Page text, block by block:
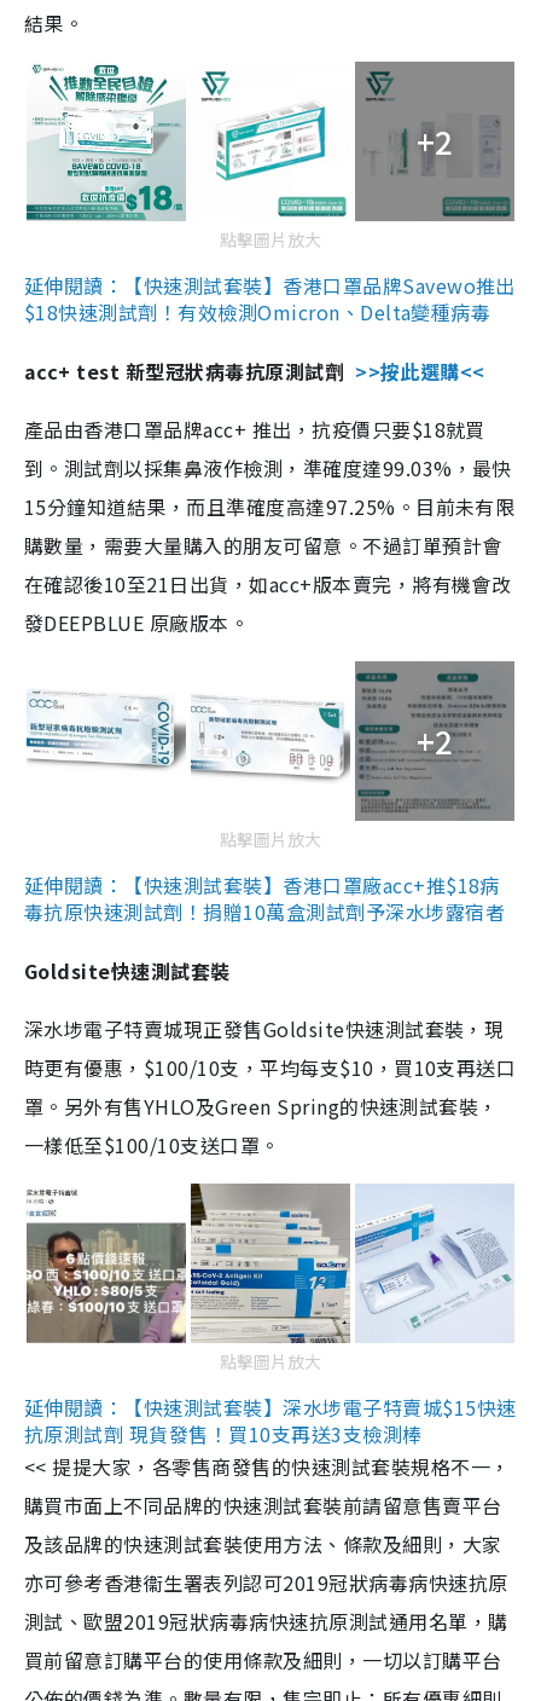
結果。
+2
點擊圖片放大
延伸閱讀：【快速測試套裝】香港口罩品牌Savewo推出
$18快速測試劑！有效檢測Omicron、Delta變種病毒
acc+ test 新型冠狀病毒抗原測試劑 >>按此選購<<
產品由香港口罩品牌acc+ 推出，抗疫價只要$18就買
到。測試劑以採集鼻液作檢測，準確度達99.03%，最快
15分鐘知道結果，而且準確度高達97.25%。目前未有限
購數量，需要大量購入的朋友可留意。不過訂單預計會
在確認後10至21日出貨，如acc+版本賣完，將有機會改
發DEEPBLUE 原廠版本。
+2
點擊圖片放大
延伸閱讀：【快速測試套裝】香港口罩廠acc+推$18病
毒抗原快速測試劑！捐贈10萬盒測試劑予深水埗露宿者
Goldsite快速測試套裝
深水埗電子特賣城現正發售Goldsite快速測試套裝，現
時更有優惠，$100/10支，平均每支$10，買10支再送口
罩。另外有售YHLO及Green Spring的快速測試套裝，
一樣低至$100/10支送口罩。
點擊圖片放大
延伸閱讀：【快速測試套裝】深水埗電子特賣城$15快速
抗原測試劑 現貨發售！買10支再送3支檢測棒
<< 提提大家，各零售商發售的快速測試套裝規格不一，
購買市面上不同品牌的快速測試套裝前請留意售賣平台
及該品牌的快速測試套裝使用方法、條款及細則，大家
亦可參考香港衞生署表列認可2019冠狀病毒病快速抗原
測試、歐盟2019冠狀病毒病快速抗原測試通用名單，購
買前留意訂購平台的使用條款及細則，一切以訂購平台